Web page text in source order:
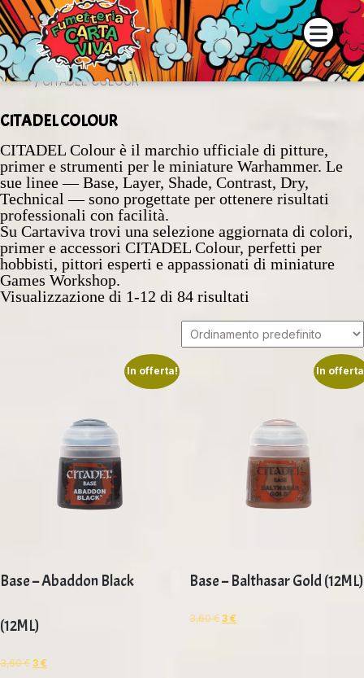
e la disponibilità dei prodotti contattaci su WhatsApp o
Home/ CITADEL COLOUR
CITADEL COLOUR
CITADEL Colour è il marchio ufficiale di pitture,
primer e strumenti per le miniature Warhammer. Le
sue linee — Base, Layer, Shade, Contrast, Dry,
Technical — sono progettate per ottenere risultati
professionali con facilità.
Su Cartaviva trovi una selezione aggiornata di colori,
primer e accessori CITADEL Colour, perfetti per
hobbisti, pittori esperti e appassionati di miniature
Games Workshop.
Visualizzazione di 1-12 di 84 risultati
In offerta!
Base – Abaddon Black
(12ML)
3,60€ 3 €
In
Base – Balthasar Gold (12ML)
3,60€ 3 €